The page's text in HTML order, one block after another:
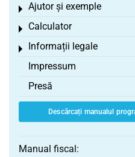
Ajutor și exemple
Toggle menu
Calculator
Toggle menu
Informații legale
Toggle menu
Impressum
Presă
Descărcați manualul
Manual fiscal: